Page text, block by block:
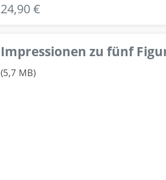
24,90 €
Impressionen zu fünf
(5,7 MB)